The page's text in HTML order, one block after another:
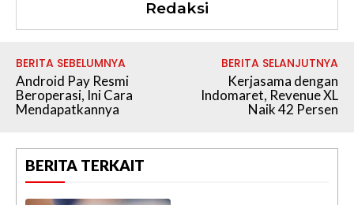
Redaksi
BERITA SEBELUMNYA
Android Pay Resmi
Beroperasi, Ini Cara
Mendapatkannya
BERITA SELANJUTNYA
Kerjasama dengan
Indomaret, Revenue XL
Naik 42 Persen
BERITA TERKAIT